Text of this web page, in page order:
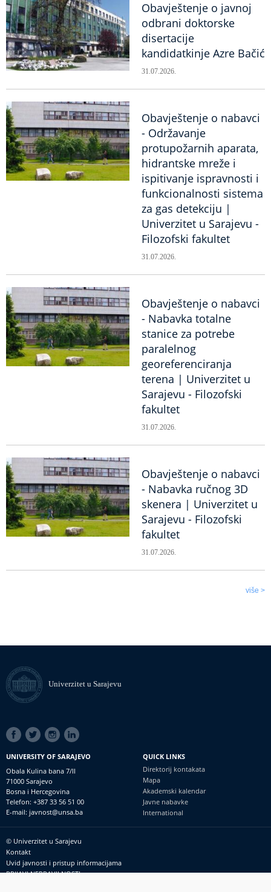
Obavještenje o javnoj
odbrani doktorske
disertacije
kandidatkinje Azre Bačić
31.07.2026.
Obavještenje o nabavci
- Održavanje
protupožarnih aparata,
hidrantske mreže i
ispitivanje ispravnosti i
funkcionalnosti sistema
za gas detekciju |
Univerzitet u Sarajevu -
Filozofski fakultet
31.07.2026.
Obavještenje o nabavci
- Nabavka totalne
stanice za potrebe
paralelnog
georeferenciranja
terena | Univerzitet u
Sarajevu - Filozofski
fakultet
31.07.2026.
Obavještenje o nabavci
- Nabavka ručnog 3D
skenera | Univerzitet u
Sarajevu - Filozofski
fakultet
31.07.2026.
više >
Univerzitet u Sarajevu
SOCIAL
LINKS
UNIVERSITY OF SARAJEVO
Obala Kulina bana 7/II
71000 Sarajevo
Bosna i Hercegovina
Telefon: +387 33 56 51 00
E-mail: javnost@unsa.ba
QUICK LINKS
Direktorij kontakata
Mapa
Akademski kalendar
Javne nabavke
International
Footer
meni
© Univerzitet u Sarajevu
Kontakt
Uvid javnosti i pristup informacijama
PRIJAVI NEPRAVILNOSTI